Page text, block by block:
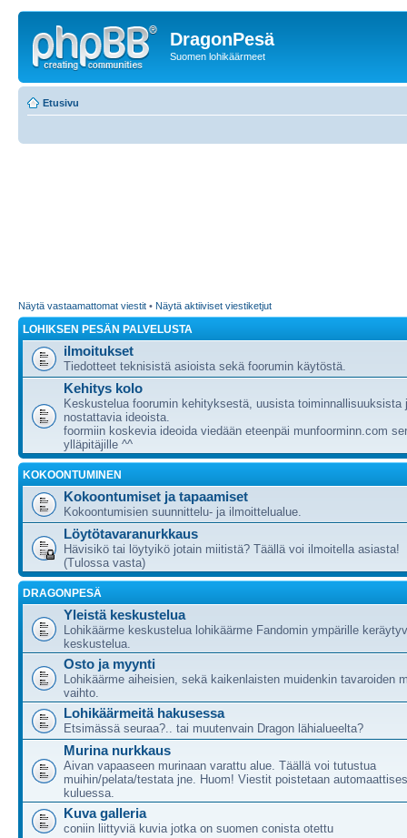
DragonPesä
Suomen lohikäärmeet
Etusivu
Näytä vastaamattomat viestit • Näytä aktiiviset viestiketjut
LOHIKSEN PESÄN PALVELUSTA
ilmoitukset
Tiedotteet teknisistä asioista sekä foorumin käytöstä.
Kehitys kolo
Keskustelua foorumin kehityksestä, uusista toiminnallisuuksista
nostattavia ideoista.
foormiin koskevia ideoida viedään eteenpäi munfoorminn.com
ylläpitäjille ^^
KOKOONTUMINEN
Kokoontumiset ja tapaamiset
Kokoontumisien suunnittelu- ja ilmoittelualue.
Löytötavaranurkkaus
Hävisikö tai löytyikö jotain miitistä? Täällä voi ilmoitella asiasta!
(Tulossa vasta)
DRAGONPESÄ
Yleistä keskustelua
Lohikäärme keskustelua lohikäärme Fandomin ympärille
keskustelua.
Osto ja myynti
Lohikäärme aiheisien, sekä kaikenlaisten muidenkin tavaroiden
vaihto.
Lohikäärmeitä hakusessa
Etsimässä seuraa?.. tai muutenvain Dragon lähialueelta?
Murina nurkkaus
Aivan vapaaseen murinaan varattu alue. Täällä voi tutustua
muihin/pelata/testata jne. Huom! Viestit poistetaan
kuluessa.
Kuva galleria
coniin liittyviä kuvia jotka on suomen conista otettu